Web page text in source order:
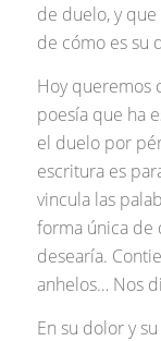
de duelo, y
de cómo es su
Hoy queremos
poesía que ha
el duelo por
escritura es
vincula las
forma única de
desearía.
anhelos… Nos
En su dolor y